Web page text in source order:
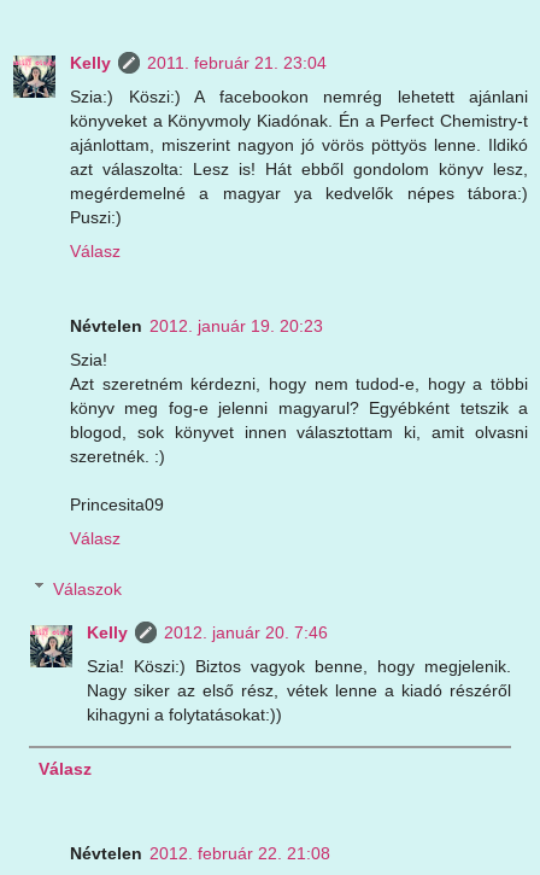
Kelly
2011. február 21. 23:04
Szia:) Köszi:) A facebookon nemrég lehetett ajánlani
könyveket a Könyvmoly Kiadónak. Én a Perfect Chemistry-t
ajánlottam, miszerint nagyon jó vörös pöttyös lenne. Ildikó
azt válaszolta: Lesz is! Hát ebből gondolom könyv lesz,
megérdemelné a magyar ya kedvelők népes tábora:)
Puszi:)
Válasz
Névtelen 2012. január 19. 20:23
Szia!
Azt szeretném kérdezni, hogy nem tudod-e, hogy a többi
könyv meg fog-e jelenni magyarul? Egyébként tetszik a
blogod, sok könyvet innen választottam ki, amit olvasni
szeretnék. :)
Princesita09
Válasz
Válaszok
Kelly
2012. január 20. 7:46
Szia! Köszi:) Biztos vagyok benne, hogy megjelenik.
Nagy siker az első rész, vétek lenne a kiadó részéről
kihagyni a folytatásokat:))
Válasz
Névtelen 2012. február 22. 21:08